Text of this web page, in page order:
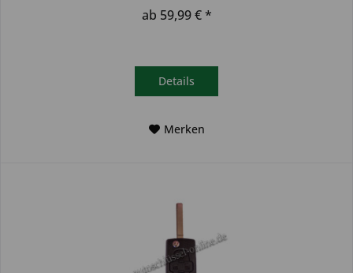
ab 59,99 € *
Details
Merken